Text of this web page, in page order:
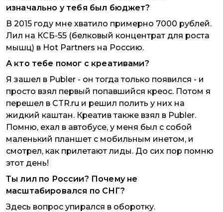
изначально у тебя был бюджет?
В 2015 году мне хватило примерно 7000 рублей.
Лил на КСБ-55 (белковый концентрат для роста
мышц) в Hot Partners на Россию.
А кто тебе помог с креативами?
Я зашел в Publer - он тогда только появился - и
просто взял первый попавшийся креос. Потом я
перешел в CTR.ru и решил полить у них на
жидкий каштан. Креатив также взял в Publer.
Помню, ехал в автобусе, у меня был с собой
маленький планшет с мобильным инетом, и
смотрел, как прилетают лиды. До сих пор помню
этот день!
Ты лил по России? Почему не
масштабировался по СНГ?
Здесь вопрос упирался в оборотку.